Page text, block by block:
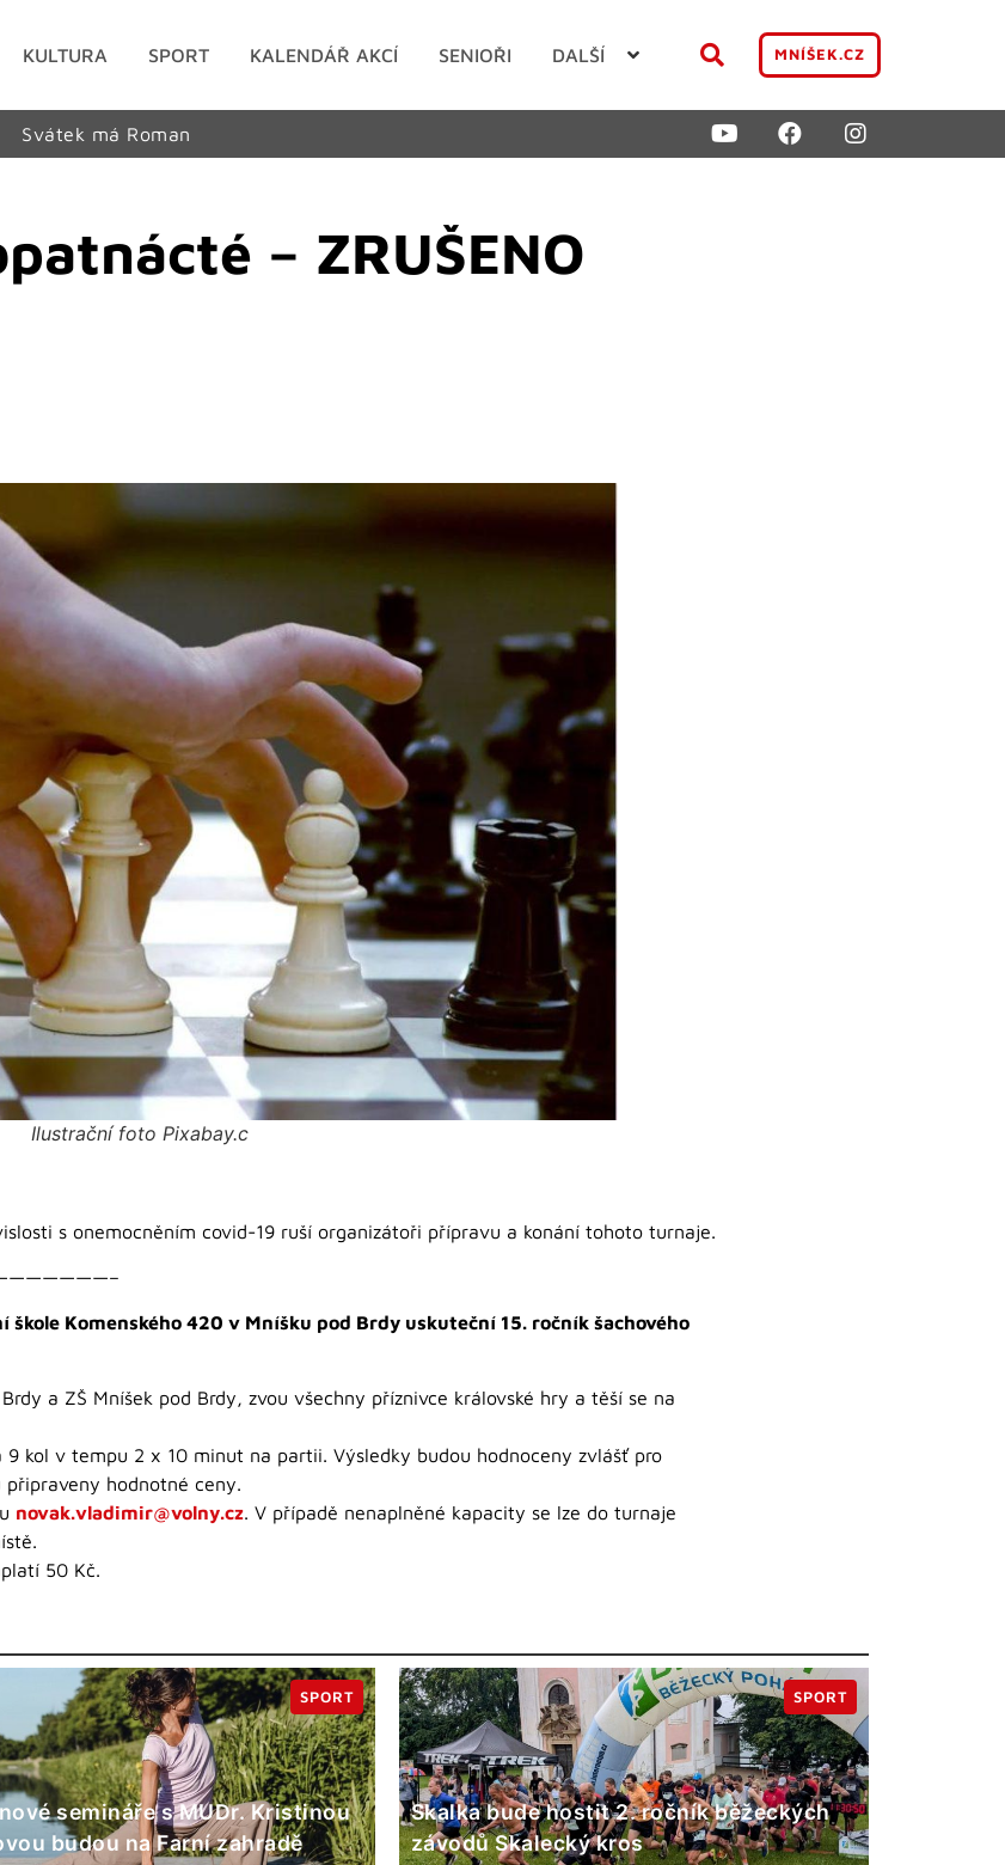
KULTURA SPORT KALENDÁŘ AKCÍ SENIOŘI DALŠÍ MNÍŠEK.CZ
Svátek má Roman
– ZRUŠENO
Ilustrační foto Pixabay.c
s onemocněním covid-19 ruší organizátoři přípravu a konání tohoto turnaje.
Komenského 420 v Mníšku pod Brdy uskuteční 15. ročník šachového
a ZŠ Mníšek pod Brdy, zvou všechny příznivce královské hry a těší se na
kol v tempu 2 x 10 minut na partii. Výsledky budou hodnoceny zvlášť pro
hodnotné ceny.
novak.vladimir@volny.cz. V případě nenaplněné kapacity se lze do turnaje
50 Kč.
semináře s MUDr. Kristinou
budou na Farní zahradě
SPORT
Skalka bude hostit 2. ročník běžeckých
závodů Skalecký kros
SPORT